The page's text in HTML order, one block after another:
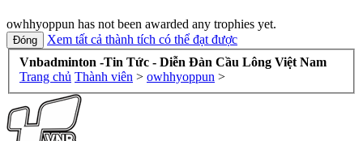
owhhyoppun has not been awarded any trophies yet.
Xem tất cả thành tích có thể đạt được
Vnbadminton -Tin Tức - Diễn Đàn Cầu Lông Việt Nam
Trang chủ Thành viên > owhhyoppun >